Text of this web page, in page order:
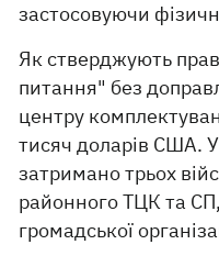
застосовуючи
Як стверджують
питання" без
центру
тисяч доларів США.
затримано трьох
районного ТЦК та
громадської